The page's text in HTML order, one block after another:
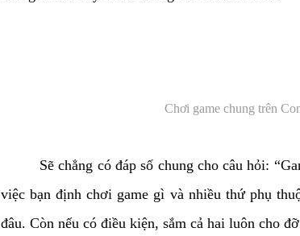
Chơi game chung trên
Sẽ chẳng có đáp số chung cho câu hỏi:
việc bạn định chơi game gì và nhiều thứ phụ
đâu. Còn nếu có điều kiện, sắm cả hai luôn cho